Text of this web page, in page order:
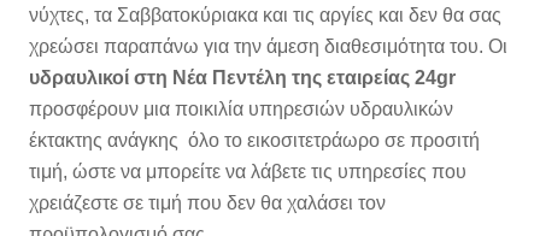
νύχτες, τα Σαββατοκύριακα και τις αργίες και δεν θα σας
χρεώσει παραπάνω για την άμεση διαθεσιμότητα του. Οι
υδραυλικοί στη Νέα Πεντέλη της εταιρείας 24gr
προσφέρουν μια ποικιλία υπηρεσιών υδραυλικών
έκτακτης ανάγκης όλο το εικοσιτετράωρο σε προσιτή
τιμή, ώστε να μπορείτε να λάβετε τις υπηρεσίες που
χρειάζεστε σε τιμή που δεν θα χαλάσει τον